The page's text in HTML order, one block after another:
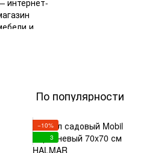
По популярности
−10%
3